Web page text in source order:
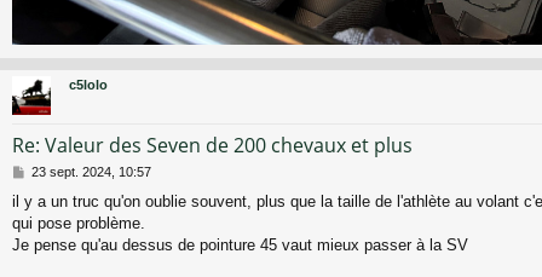
c5lolo
Re: Valeur des Seven de 200 chevaux et plus
M
s
s
a
23 sept. 2024, 10:57
il y a un truc qu'on oublie souvent, plus que la taille de l'athlète au volant
qui pose problème.
Je pense qu'au dessus de pointure 45 vaut mieux passer à la SV